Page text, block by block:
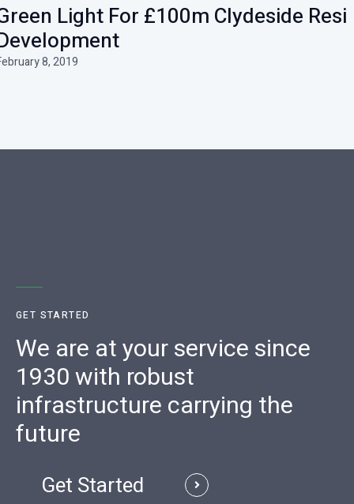
Light For £100m Clydeside Resi
8, 2019
GET STARTED
We are at your service since
1930 with robust
infrastructure carrying the
future
Get Started